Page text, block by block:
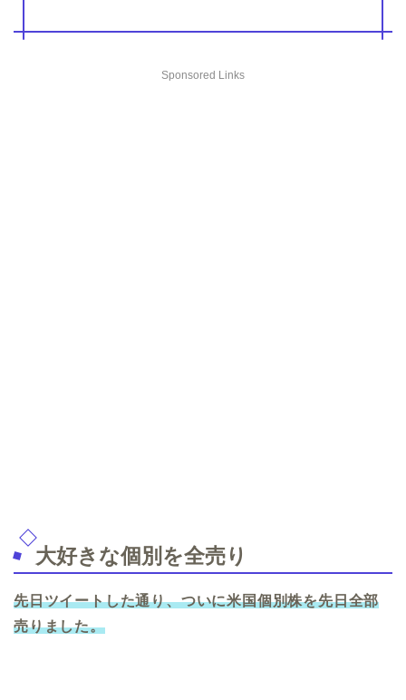
Sponsored Links
大好きな個別を全売り
先日ツイートした通り、ついに米国個別株を先日全部
売りました。